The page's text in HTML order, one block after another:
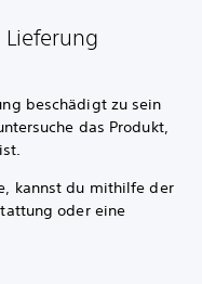
beschädigt zu sein
das Produkt,
kannst du mithilfe der
oder eine